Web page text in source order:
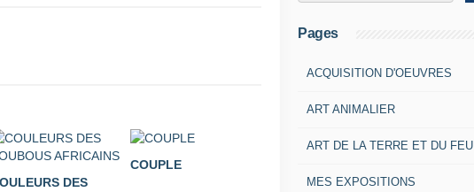
DES
COUPLE
Pages
ACQUISITION D'OEUVRES
ART ANIMALIER
ART DE LA TERRE ET DU FEU
MES EXPOSITIONS